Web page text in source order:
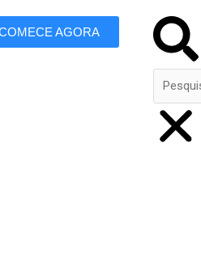
AGORA Search